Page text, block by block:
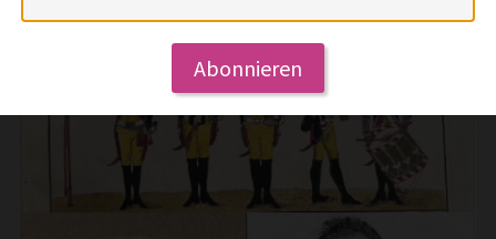
18:00 Uhr
Abonnieren